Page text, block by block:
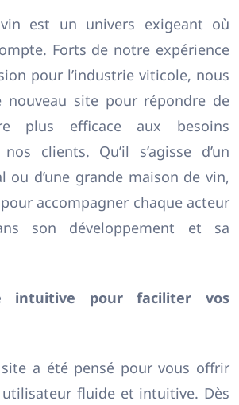
est un univers exigeant où
Forts de notre expérience
pour l’industrie viticole, nous
nouveau site pour répondre de
plus efficace aux besoins
clients. Qu’il s’agisse d’un
ou d’une grande maison de vin,
accompagner chaque acteur
son développement et sa
intuitive pour faciliter vos
a été pensé pour vous offrir
utilisateur fluide et intuitive. Dès